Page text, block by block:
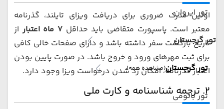
تور ایروان
تور گرجستان
تور گرجستان(مشاهده همه)
تور باتومی
اولین مدرک ضروری برای دریافت ویزای تایلند، گذرنامه
معتبر است. پاسپورت متقاضی باید حداقل ۷ ماه اعتبار
از
تاریخ بازگشت سفر داشته باشد و دارای صفحات خالی کافی
برای ثبت مهرهای ورود و خروج باشد. در صورت پایین بودن
اعتبار گذرنامه، امکان رد شدن درخواست ویزا وجود دارد.
۲. ترجمه شناسنامه و کارت ملی